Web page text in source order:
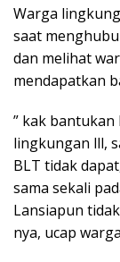
Warga
saat
dan melihat
mendapatkan
” kak bantukan
lingkungan lll,
BLT tidak
sama sekali
Lansiapun
nya, ucap